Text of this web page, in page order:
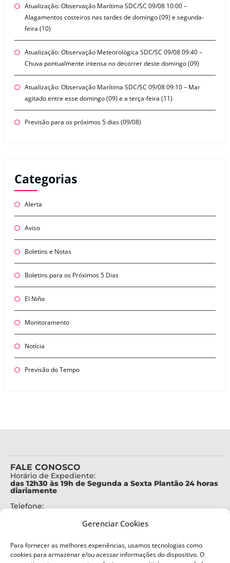
Gerenciar Cookies
Para fornecer as melhores experiências, usamos tecnologias como
cookies para armazenar e/ou acessar informações do dispositivo. O
Atualização: Observação Marítima SDC/SC 09/08 10:00 –
Alagamentos costeiros nas tardes de domingo (09) e segunda-
feira (10)
Atualização: Observação Meteorológica SDC/SC 09/08 09:40 –
Chuva pontualmente intensa no decorrer deste domingo (09)
Atualização: Observação Marítima SDC/SC 09/08 09:10 – Mar
agitado entre esse domingo (09) e a terça-feira (11)
Previsão para os próximos 5 dias (09/08)
Categorias
Alerta
Aviso
Boletins e Notas
Boletins para os Próximos 5 Dias
El Niño
Monitoramento
Notícia
Previsão do Tempo
FALE CONOSCO
Horário de Expediente:
das 12h30 às 19h de Segunda a Sexta Plantão 24 horas
diariamente
Telefone:
Alertas Defesa Civil:
SMS 40199